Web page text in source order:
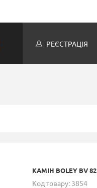
РЕЄСТРАЦІЯ
КАМIН BOLEY BV 82
Код товару: 3854